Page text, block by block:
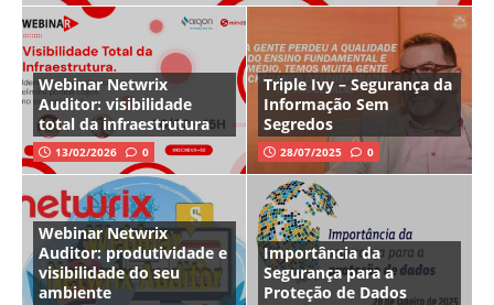
Webinar Netwrix
Auditor: visibilidade
total da infraestrutura
13/02/2026 0
Triple Ivy – Segurança da
Informação Sem
Segredos
28/07/2025 0
Webinar Netwrix
Auditor: produtividade e
visibilidade do seu
ambiente
Importância da
Segurança para a
Proteção de Dados